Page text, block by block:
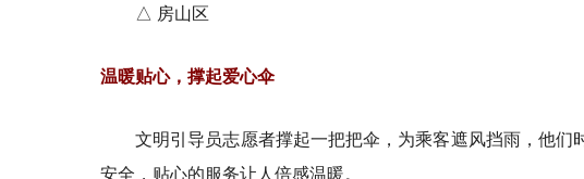
△ 房山区
温暖贴心，撑起爱心伞
文明引导员志愿者撑起一把把伞，为乘客遮风挡雨，他
安全，贴心的服务让人倍感温暖。